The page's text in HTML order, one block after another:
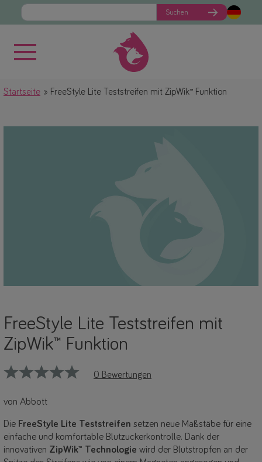
Suchen
Startseite FreeStyle Lite Teststreifen mit ZipWik™ Funktion
FreeStyle Lite Teststreifen mit
ZipWik™ Funktion
0 Bewertungen
von Abbott
Die FreeStyle Lite Teststreifen setzen neue Maßstäbe für eine
einfache und komfortable Blutzuckerkontrolle. Dank der
innovativen ZipWik™ Technologie wird der Blutstropfen an der